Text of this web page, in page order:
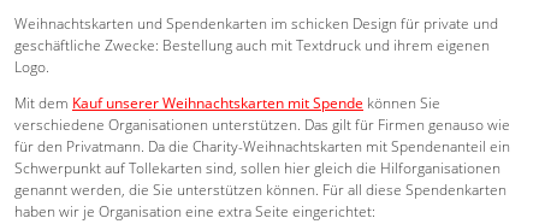
Weihnachtskarten und Spendenkarten im schicken Design für private und
geschäftliche Zwecke: Bestellung auch mit Textdruck und ihrem eigenen
Logo.
Mit dem Kauf unserer Weihnachtskarten mit Spende können Sie
verschiedene Organisationen unterstützen. Das gilt für Firmen genauso wie
für den Privatmann. Da die Charity-Weihnachtskarten mit Spendenanteil ein
Schwerpunkt auf Tollekarten sind, sollen hier gleich die Hilforganisationen
genannt werden, die Sie unterstützen können. Für all diese Spendenkarten
haben wir je Organisation eine extra Seite eingerichtet: